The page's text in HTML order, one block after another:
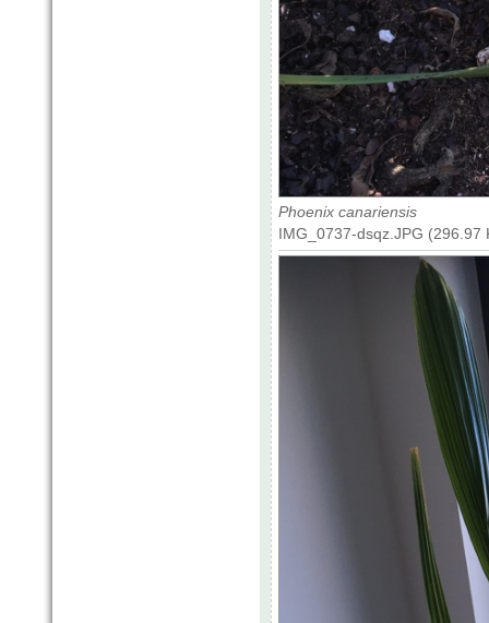
Phoenix canariensis
IMG_0737-dsqz.JPG (296.97